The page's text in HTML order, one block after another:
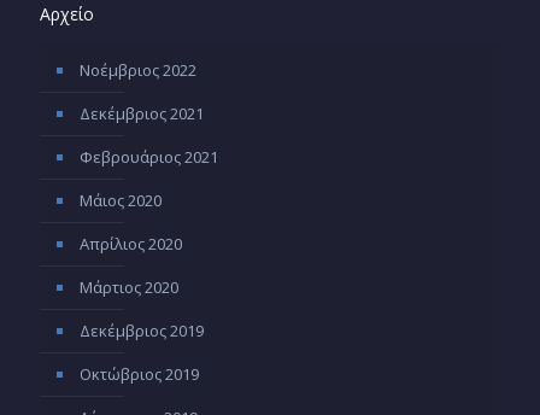
Αρχείο
Νοέμβριος 2022
Δεκέμβριος 2021
Φεβρουάριος 2021
Μάιος 2020
Απρίλιος 2020
Μάρτιος 2020
Δεκέμβριος 2019
Οκτώβριος 2019